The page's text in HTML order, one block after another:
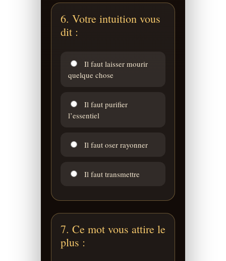
6. Votre intuition vous
dit :
Il faut laisser mourir
quelque chose
Il faut purifier
l’essentiel
Il faut oser rayonner
Il faut transmettre
7. Ce mot vous attire le
plus :